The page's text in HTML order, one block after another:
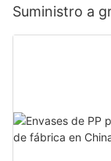
Suministro a